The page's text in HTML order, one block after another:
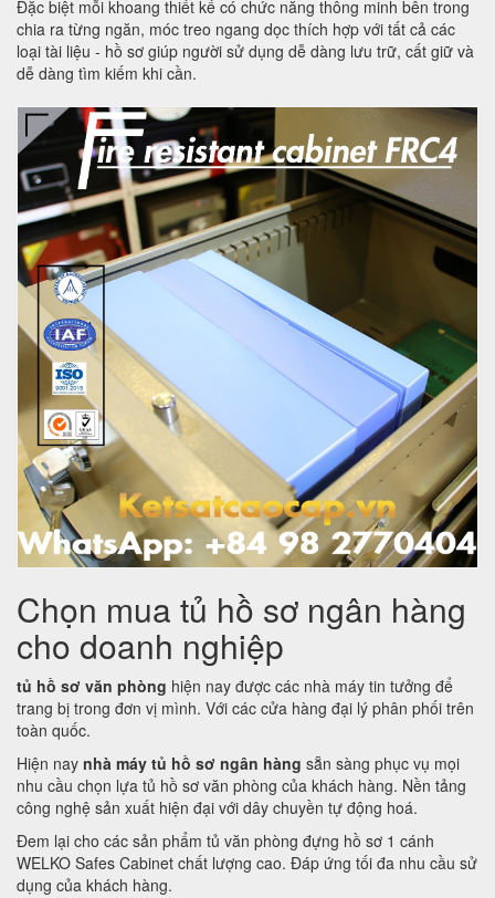
Đặc biệt mỗi khoang thiết kế có chức năng thông minh bên trong
chia ra từng ngăn, móc treo ngang dọc thích hợp với tất cả các
loại tài liệu - hồ sơ giúp người sử dụng dễ dàng lưu trữ, cất giữ và
dễ dàng tìm kiếm khi cần.
Chọn mua tủ hồ sơ ngân hàng
cho doanh nghiệp
tủ hồ sơ văn phòng hiện nay được các nhà máy tin tưởng để
trang bị trong đơn vị mình. Với các cửa hàng đại lý phân phối trên
toàn quốc.
Hiện nay nhà máy tủ hồ sơ ngân hàng sẵn sàng phục vụ mọi
nhu cầu chọn lựa tủ hồ sơ văn phòng của khách hàng. Nền tảng
công nghệ sản xuất hiện đại với dây chuyền tự động hoá.
Đem lại cho các sản phẩm tủ văn phòng đựng hồ sơ 1 cánh
WELKO Safes Cabinet chất lượng cao. Đáp ứng tối đa nhu cầu sử
dụng của khách hàng.